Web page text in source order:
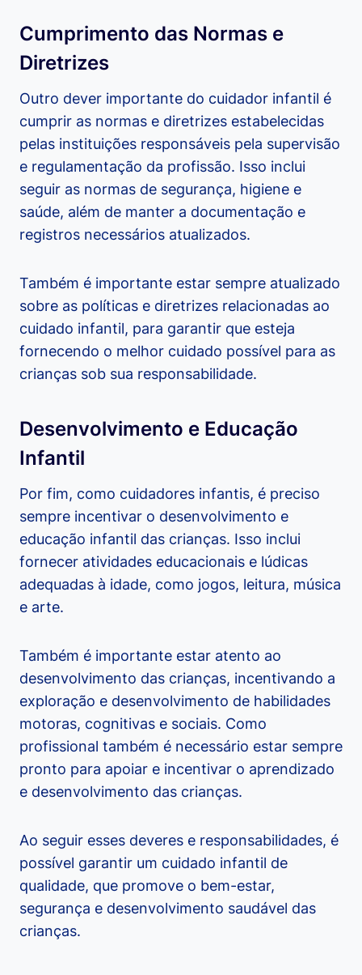
Cumprimento das Normas e
Diretrizes
Outro dever importante do cuidador infantil é
cumprir as normas e diretrizes estabelecidas
pelas instituições responsáveis pela supervisão
e regulamentação da profissão. Isso inclui
seguir as normas de segurança, higiene e
saúde, além de manter a documentação e
registros necessários atualizados.
Também é importante estar sempre atualizado
sobre as políticas e diretrizes relacionadas ao
cuidado infantil, para garantir que esteja
fornecendo o melhor cuidado possível para as
crianças sob sua responsabilidade.
Desenvolvimento e Educação
Infantil
Por fim, como cuidadores infantis, é preciso
sempre incentivar o desenvolvimento e
educação infantil das crianças. Isso inclui
fornecer atividades educacionais e lúdicas
adequadas à idade, como jogos, leitura, música
e arte.
Também é importante estar atento ao
desenvolvimento das crianças, incentivando a
exploração e desenvolvimento de habilidades
motoras, cognitivas e sociais. Como
profissional também é necessário estar sempre
pronto para apoiar e incentivar o aprendizado
e desenvolvimento das crianças.
Ao seguir esses deveres e responsabilidades, é
possível garantir um cuidado infantil de
qualidade, que promove o bem-estar,
segurança e desenvolvimento saudável das
crianças.